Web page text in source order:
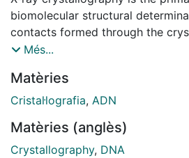
biomolecular structural
contacts formed through the
to affect structures, especially
significant structural changes in
solution. Furthermore, why
additives play, and whether they
and unspecific crystallization
Més...
Matèries
Cristal·lografia, ADN
Matèries (anglès)
Crystallography, DNA